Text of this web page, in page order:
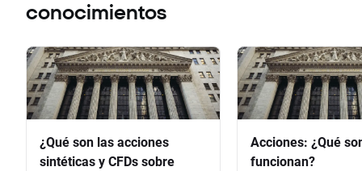
conocimientos
¿Qué son las acciones
sintéticas y CFDs sobre
Acciones: ¿Qué
funcionan?